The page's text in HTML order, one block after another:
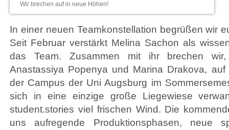
Wir brechen auf in neue Höhen!
In einer neuen Teamkonstellation begrüßen wir
Seit Februar verstärkt Melina Sachon als
das Team. Zusammen mit ihr brechen wir,
Anastassiya Popenya und Marina Drakova,
der Campus der Uni Augsburg im
sich in eine einzige große Liegewiese
student.stories viel frischen Wind. Die
uns aufregende Produktionsphasen, neue